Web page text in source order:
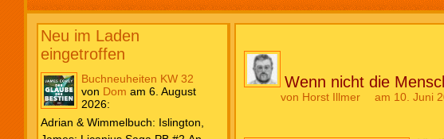
Neu im Laden
eingetroffen
Buchneuheiten KW 32
von Dom am 6. August
2026:
Adrian & Wimmelbuch: Islington,
Wenn nicht die
von Horst Illmer am 10. Juni